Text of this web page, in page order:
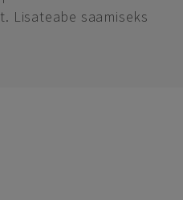
Lisateabe saamiseks